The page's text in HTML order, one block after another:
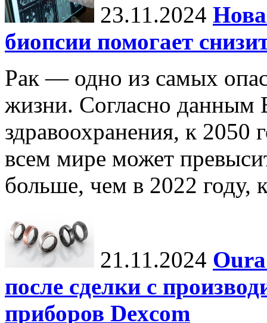
23.11.2024
биопсии помогает
Рак — одно из самых
жизни. Согласно данным
здравоохранения, к 2050
всем мире может
больше, чем в 2022 году,
21.11.2024
после сделки с
приборов Dexcom